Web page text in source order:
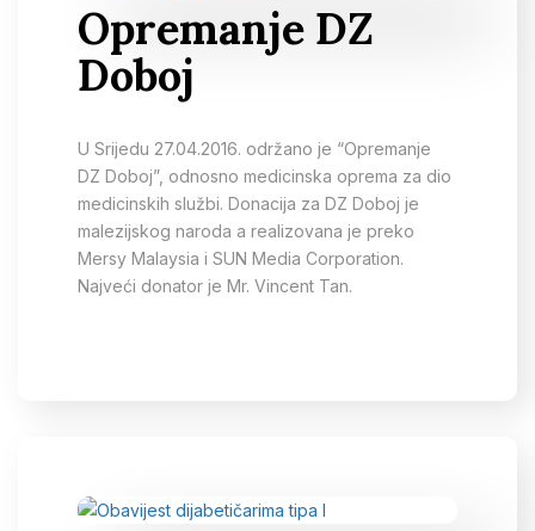
Opremanje DZ
Doboj
U Srijedu 27.04.2016. održano je “Opremanje
DZ Doboj”, odnosno medicinska oprema za dio
medicinskih službi. Donacija za DZ Doboj je
malezijskog naroda a realizovana je preko
Mersy Malaysia i SUN Media Corporation.
Najveći donator je Mr. Vincent Tan.